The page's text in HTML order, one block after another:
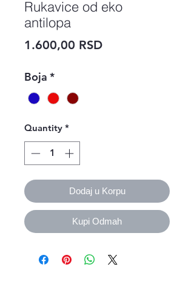
Rukavice od eko
antilopa
1.600,00 RSDPrice
Boja *
Quantity *
Dodaj u Korpu
Kupi Odmah